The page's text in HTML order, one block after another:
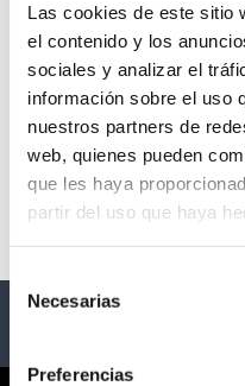
Las cookies de este sitio
el contenido y los
sociales y analizar el
información sobre el uso
nuestros partners de
web, quienes pueden
que les haya
partir del uso que haya
Selección
Necesarias
Preferencias
PLAYA
- Maspalomas
Description
Eventos Playa Bonita